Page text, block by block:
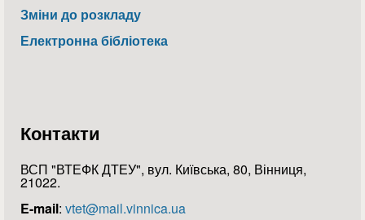
Зміни до розкладу
Електронна бібліотека
Контакти
ВСП "ВТЕФК ДТЕУ", вул. Київська, 80, Вінниця,
21022.
E-mail: vtet@mail.vinnica.ua